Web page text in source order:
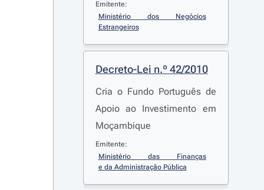
respectivamente pelo
Ministério dos Negócios
pelo Ministério dos
Negócios Estrangeiros e
Cooperação de
Moçambique, em que se
comunica terem sido
cumpridas as respectivas
formalidades
constitucionais internas de
Emitente:
Ministério dos Negócios
Estrangeiros
Decreto-Lei n.º 42/2010
Cria o Fundo Português de
Apoio ao Investimento em
Moçambique
Emitente:
Ministério das Finanças
e da Administração Pública